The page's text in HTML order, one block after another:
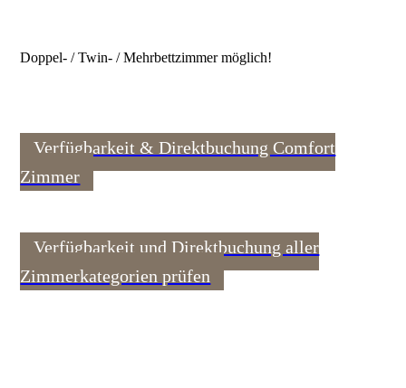
Doppel- / Twin- / Mehrbettzimmer möglich!
Verfügbarkeit & Direktbuchung Comfort
Zimmer
Verfügbarkeit und Direktbuchung aller
Zimmerkategorien prüfen